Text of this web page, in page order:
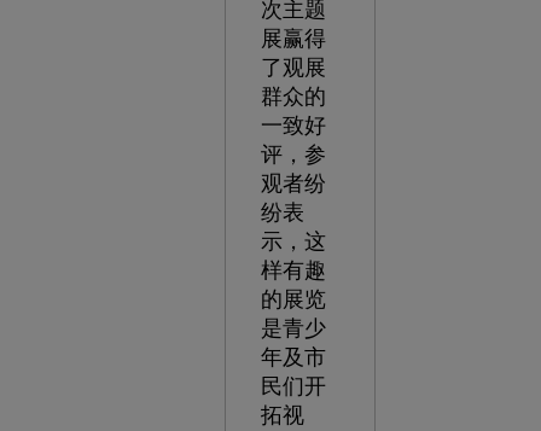
次主题
展赢得
了观展
群众的
一致好
评，参
观者纷
纷表
示，这
样有趣
的展览
是青少
年及市
民们开
拓视